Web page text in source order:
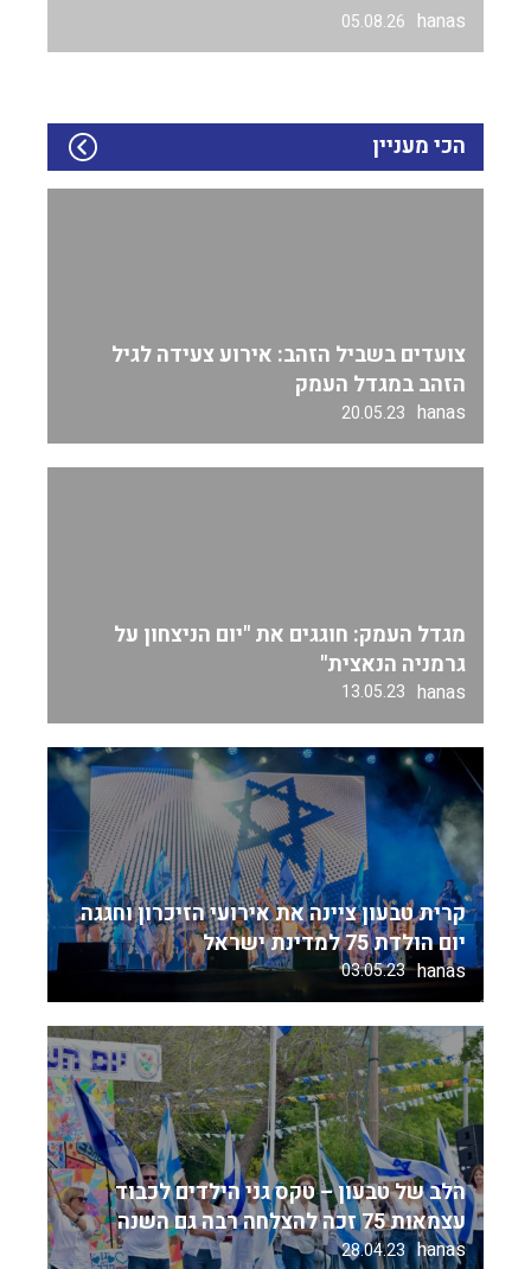
hanas
05.08.26
הכי מעניין
צועדים בשביל הזהב: אירוע צעידה לגיל
הזהב במגדל העמק
hanas
20.05.23
מגדל העמק: חוגגים את "יום הניצחון על
גרמניה הנאצית"
hanas
13.05.23
קרית טבעון ציינה את אירועי הזיכרון וחגגה
יום הולדת 75 למדינת ישראל
hanas
03.05.23
הלב של טבעון – טקס גני הילדים לכבוד
עצמאות 75 זכה להצלחה רבה גם השנה
hanas
28.04.23